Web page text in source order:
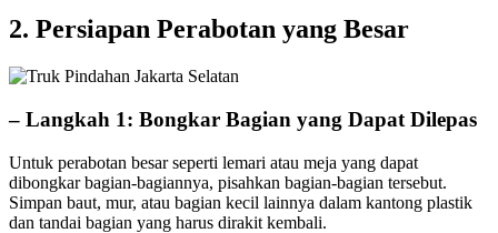
2. Persiapan Perabotan yang Besar
– Langkah 1: Bongkar Bagian yang Dapat Dilepas
Untuk perabotan besar seperti lemari atau meja yang dapat
dibongkar bagian-bagiannya, pisahkan bagian-bagian tersebut.
Simpan baut, mur, atau bagian kecil lainnya dalam kantong plastik
dan tandai bagian yang harus dirakit kembali.